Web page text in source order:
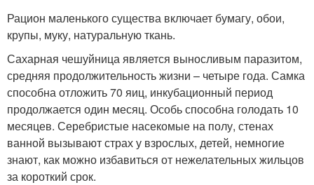
Рацион маленького существа включает бумагу, обои,
крупы, муку, натуральную ткань.
Сахарная чешуйница является выносливым паразитом,
средняя продолжительность жизни – четыре года. Самка
способна отложить 70 яиц, инкубационный период
продолжается один месяц. Особь способна голодать 10
месяцев. Серебристые насекомые на полу, стенах
ванной вызывают страх у взрослых, детей, немногие
знают, как можно избавиться от нежелательных жильцов
за короткий срок.